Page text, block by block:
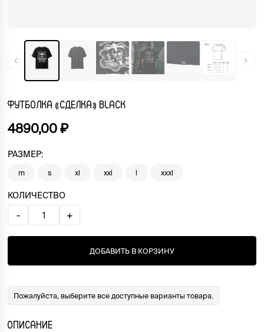
ФУТБОЛКА «СДЕЛКА» BLACK
4890,00₽
РАЗМЕР:
m s xl xxl l xxxl
КОЛИЧЕСТВО
- +
ДОБАВИТЬ В КОРЗИНУ
Пожалуйста, выберите все доступные варианты товара.
ОПИСАНИЕ